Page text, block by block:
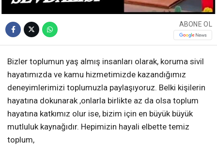
ABONE OL
Bizler toplumun yaş almış insanları olarak, koruma sivil
hayatımızda ve kamu hizmetimizde kazandığımız
deneyimlerimizi toplumuzla paylaşıyoruz. Belki kişilerin
hayatına dokunarak ,onlarla birlikte az da olsa toplum
hayatına katkımız olur ise, bizim için en büyük büyük
mutluluk kaynağıdır. Hepimizin hayali elbette temiz
toplum,